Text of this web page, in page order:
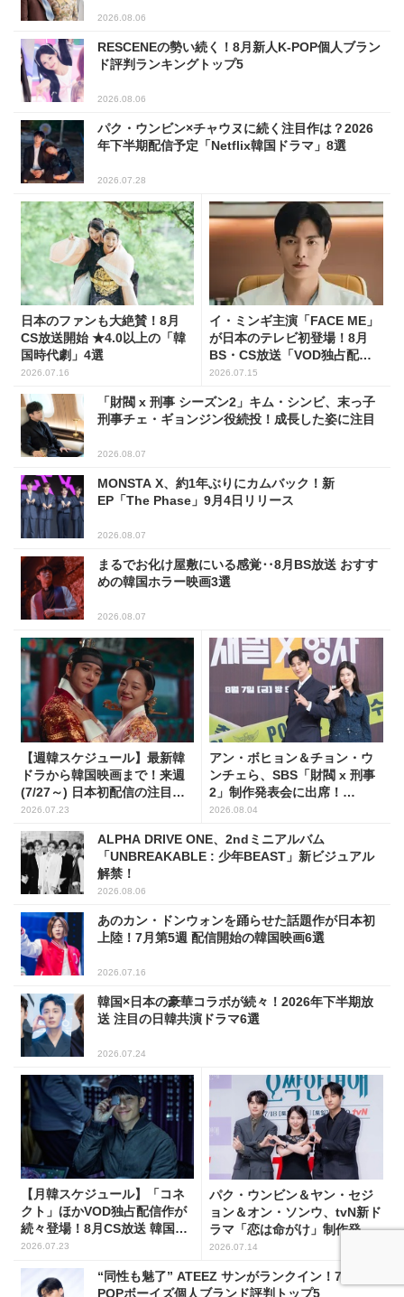
2026.08.06
RESCENEの勢い続く！8月新人K-POP個人ブラン
ド評判ランキングトップ5
2026.08.06
パク・ウンビン×チャウヌに続く注目作は？2026
年下半期配信予定「Netflix韓国ドラマ」8選
2026.07.28
日本のファンも大絶賛！8月
CS放送開始 ★4.0以上の「韓
国時代劇」4選
2026.07.16
イ・ミンギ主演「FACE ME」
が日本のテレビ初登場！8月
BS・CS放送「VOD独占配
信」韓ドラ11選
2026.07.15
「財閥 x 刑事 シーズン2」キム・シンビ、末っ子
刑事チェ・ギョンジン役続投！成長した姿に注目
2026.08.07
MONSTA X、約1年ぶりにカムバック！新
EP「The Phase」9月4日リリース
2026.08.07
まるでお化け屋敷にいる感覚‥8月BS放送 おすす
めの韓国ホラー映画3選
2026.08.07
【週韓スケジュール】最新韓
ドラから韓国映画まで！来週
(7/27～) 日本初配信の注目作3
選
2026.07.23
アン・ボヒョン＆チョン・ウ
ンチェら、SBS「財閥 x 刑事
2」制作発表会に出席！
(PHOTO7枚)
2026.08.04
ALPHA DRIVE ONE、2ndミニアルバム
「UNBREAKABLE : 少年BEAST」新ビジュアル
解禁！
2026.08.06
あのカン・ドンウォンを踊らせた話題作が日本初
上陸！7月第5週 配信開始の韓国映画6選
2026.07.16
韓国×日本の豪華コラボが続々！2026年下半期放
送 注目の日韓共演ドラマ6選
2026.07.24
【月韓スケジュール】「コネ
クト」ほかVOD独占配信作が
続々登場！8月CS放送 韓国ド
ラマ(全66選)
2026.07.23
パク・ウンビン＆ヤン・セジ
ョン＆オン・ソンウ、tvN新ド
ラマ「恋は命がけ」制作発表
会に出席！(PHOTO18枚)
2026.07.14
“同性も魅了” ATEEZ サンがランクイン！7月K-
POPボーイズ個人ブランド評判トップ5